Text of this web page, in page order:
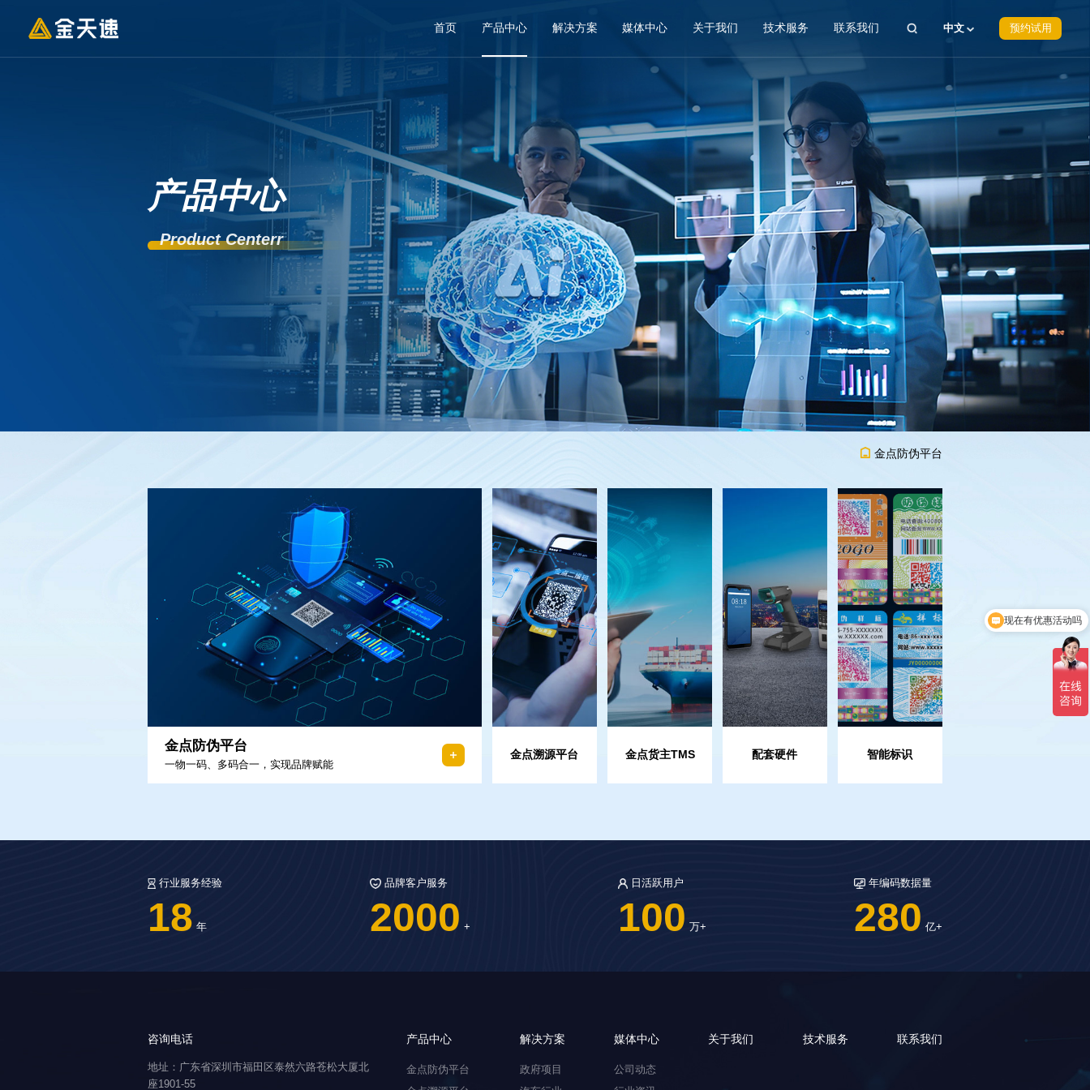
首页 产品中心 解决方案 媒体中心 关于我们 技术服务 联系我们 中文 预约试用
产品中心
Product Centerr
金点防伪平台
金点防伪平台
一物一码、多码合一，实现品牌赋能
金点溯源平台 金点货主TMS 配套硬件 智能标识
行业服务经验
18 年
品牌客户服务
2000 +
日活跃用户
100 万+
年编码数据量
280 亿+
咨询电话
地址：广东省深圳市福田区泰然六路苍松大厦北
座1901-55
产品中心
金点防伪平台
解决方案
政府项目
媒体中心
公司动态
关于我们 技术服务 联系我们
现在有优惠活动吗